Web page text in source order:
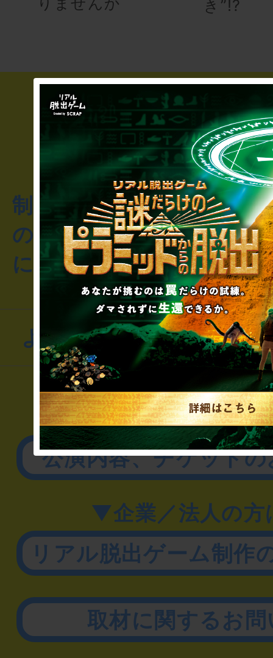
き”!?
制作のご相談・コラボレ
のお客様からのご質問や
にお問い合わせください
よくあるお問い合わせ
▼一般のお客様
公演内容、チケット
▼企業／法人の方
リアル脱出ゲーム制作
取材に関するお